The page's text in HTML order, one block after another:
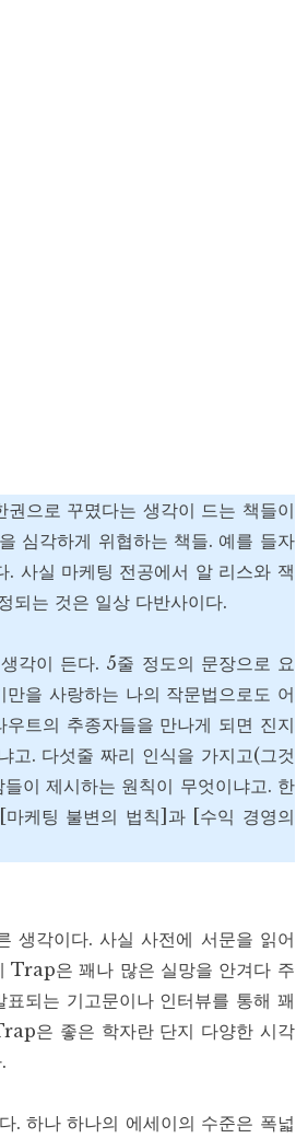
으로 꾸몄다는 생각이 드는 책들이
심각하게 위협하는 책들. 예를 들자
사실 마케팅 전공에서 알 리스와 잭
되는 것은 일상 다반사이다.
각이 든다. 5줄 정도의 문장으로 요
을 사랑하는 나의 작문법으로도 어
트의 추종자들을 만나게 되면 진지
고. 다섯줄 짜리 인식을 가지고(그것
이 제시하는 원칙이 무엇이냐고. 한
케팅 불변의 법칙]과 [수익 경영의
생각이다. 사실 사전에 서문을 읽어
Trap은 꽤나 많은 실망을 안겨다 주
되는 기고문이나 인터뷰를 통해 꽤
은 좋은 학자란 단지 다양한 시각
. 하나 하나의 에세이의 수준은 폭넓